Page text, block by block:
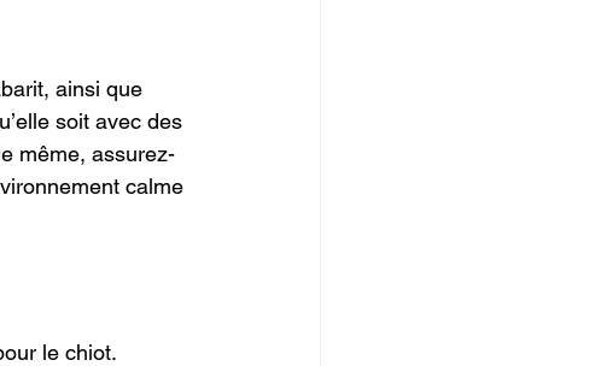
ainsi que
soit avec des
même, assurez-
calme
le chiot.